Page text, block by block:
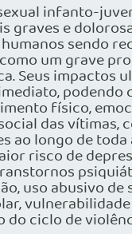
infanto-
graves e
sendo
um grave
Seus impactos
podendo
físico,
das vítimas,
ao longo de toda
risco de
uso abusivo de
do ciclo de